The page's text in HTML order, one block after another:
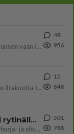
Olen säälittävä, mitä tulee sinun kohtaamiseen. Tunnen vaan itseni todella epävarmaksi sun kanssa. Jos minun olisi pitän
49
956
Poliisin mukaan nuori oli lähes täysi-ikäinen. Ennen iltakuutta tulleen ilmoituksen mukaan ihminen oli joutunut mahdoll
15
848
Perussuomalaisten kannatus nousi rytinällä Ylen tänään julkaisemassa tuoreimmassa gallup-kyselyssä.
https://yle.fi/a/74-20239449 Perussuomalaisilla hurja- ja ylivoimaisesti suurin nousu tässä uudessa Ylen gallupissa. Kyl
501
788